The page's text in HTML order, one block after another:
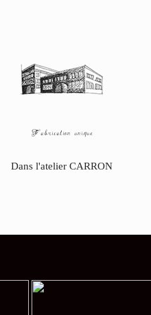
Fabrication unique
Dans l'atelier CARRON